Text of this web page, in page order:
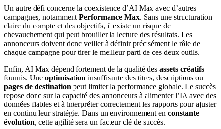
Un autre défi concerne la coexistence d’AI Max avec d’autres
campagnes, notamment Performance Max. Sans une structuration
claire du compte et des objectifs, il existe un risque de
chevauchement qui peut brouiller la lecture des résultats. Les
annonceurs doivent donc veiller à définir précisément le rôle de
chaque campagne pour tirer le meilleur parti de ces deux outils.
Enfin, AI Max dépend fortement de la qualité des assets créatifs
fournis. Une optimisation insuffisante des titres, descriptions ou
pages de destination peut limiter la performance globale. Le succès
repose donc sur la capacité des annonceurs à alimenter l’IA avec des
données fiables et à interpréter correctement les rapports pour ajuster
en continu leur stratégie. Dans un environnement en constante
évolution, cette agilité sera un facteur clé de succès.